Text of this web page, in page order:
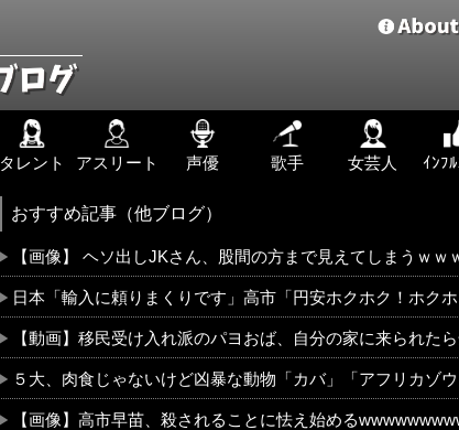
タレント アスリート 声優 歌手 女芸人 ｲﾝﾌ
おすすめ記事（他ブログ）
【画像】 ヘソ出しJKさん、股間の方まで見えてしまうｗｗ
日本「輸入に頼りまくりです」高市「円安ホクホク！ホク
【動画】移民受け入れ派のパヨおば、自分の家に来られた
５大、肉食じゃないけど凶暴な動物「カバ」「アフリカゾ
【画像】高市早苗、殺されることに怯え始める